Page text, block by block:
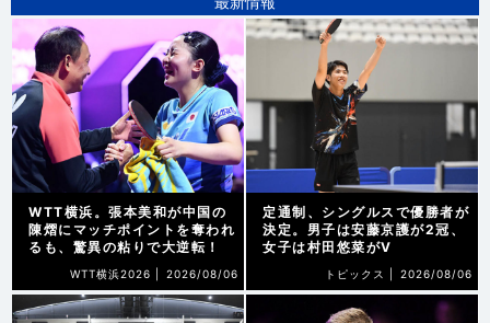
WTT横浜。張本美和が中国の
陳熠にマッチポイントを奪われ
るも、驚異の粘りで大逆転！
WTT横浜2026 | 2026/08/06
定通制、シングルスで優勝者が
決定。男子は安藤京護が2冠、
女子は村田悠菜がV
トピックス | 2026/08/06